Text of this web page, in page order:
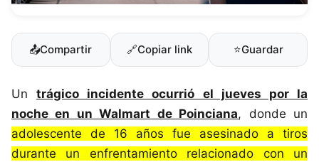
📤Compartir 🔗Copiar link ⭐Guardar
Untrágico incidente ocurrió el jueves por la
noche en un Walmart de Poinciana, donde un
adolescente de 16 años fue asesinado a tiros
durante un enfrentamiento relacionado con un